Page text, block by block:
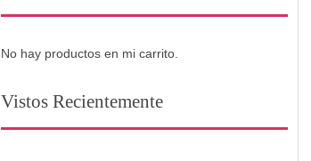
No hay productos en mi carrito.
Vistos Recientemente